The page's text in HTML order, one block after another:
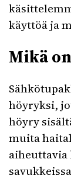
käyttöä ja
Mikä
höyryksi,
höyry
muita